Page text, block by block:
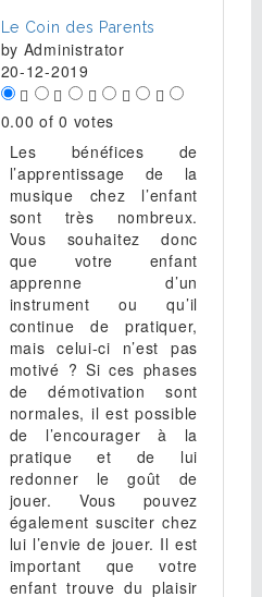
Le Coin des Parents
by Administrator
20-12-2019
0.00 of 0 votes
Les bénéfices de
l’apprentissage de la
musique chez l’enfant
sont très nombreux.
Vous souhaitez donc
que votre enfant
apprenne d’un
instrument ou qu’il
continue de pratiquer,
mais celui-ci n’est pas
motivé ? Si ces phases
de démotivation sont
normales, il est possible
de l’encourager à la
pratique et de lui
redonner le goût de
jouer. Vous pouvez
également susciter chez
lui l’envie de jouer. Il est
important que votre
enfant trouve du plaisir